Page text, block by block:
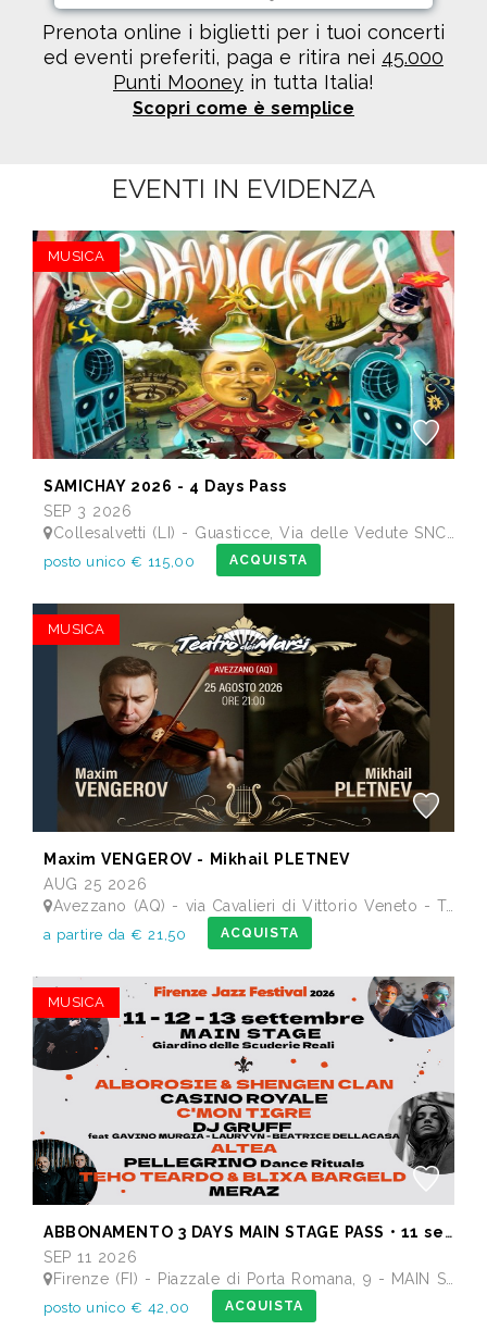
Prenota online i biglietti per i tuoi concerti
ed eventi preferiti, paga e ritira nei 45.000
Punti Mooney in tutta Italia!
Scopri come è semplice
EVENTI IN EVIDENZA
MUSICA
SAMICHAY 2026 - 4 Days Pass
SEP 3 2026
Collesalvetti (LI) - Guasticce, Via delle Vedute SNC - Lago Alberto, Tenuta Bellavista Insuese
posto unico € 115,00 ACQUISTA
MUSICA
Maxim VENGEROV - Mikhail PLETNEV
AUG 25 2026
Avezzano (AQ) - via Cavalieri di Vittorio Veneto - Teatro dei Marsi
a partire da € 21,50 ACQUISTA
MUSICA
ABBONAMENTO 3 DAYS MAIN STAGE PASS • 11 settembre: Alborosie & Shengen Clan, DJ Gruff feat Gavino Murgia - Lauryyn - Beatrice Dellacasa, after party Dj Gruff • 12 settembre: Altea, Pellegrino, Casino Royale • 13 settembre: Meraz, Teho Teardo & Blixa Bargeld, C'Mon Tigre
SEP 11 2026
Firenze (FI) - Piazzale di Porta Romana, 9 - MAIN STAGE - Giardino delle Scuderie Reali
posto unico € 42,00 ACQUISTA